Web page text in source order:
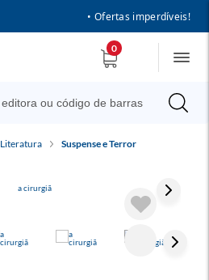
• Ofertas imperdíveis!
0
Literatura Suspense e Terror